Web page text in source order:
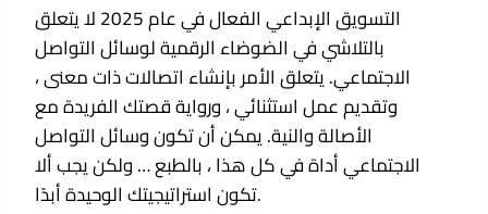
التسويق الإبداعي الفعال في عام 2025 لا يتعلق
بالتلاشي في الضوضاء الرقمية لوسائل التواصل
الاجتماعي. يتعلق الأمر بإنشاء اتصالات ذات معنى ،
وتقديم عمل استثنائي ، ورواية قصتك الفريدة مع
الأصالة والنية. يمكن أن تكون وسائل التواصل
الاجتماعي أداة في كل هذا ، بالطبع … ولكن يجب ألا
تكون استراتيجيتك الوحيدة أبدًا.